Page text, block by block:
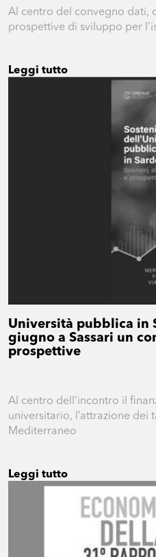
Al centro del convegno dati,
prospettive di sviluppo per
Leggi tutto
Università pubblica in
giugno a Sassari un
prospettive
Al centro dell’incontro il
universitario, l’attrazione dei
Mediterraneo
Leggi tutto